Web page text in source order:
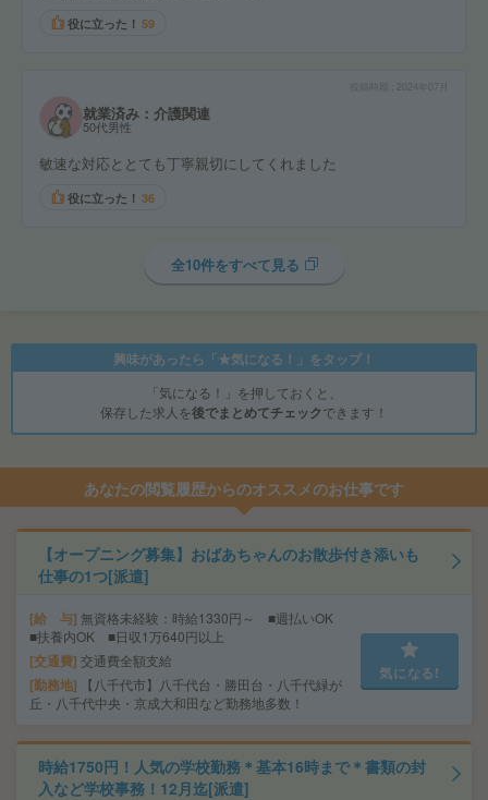
役に立った！ 59
2024年07月
就業済み：介護関連
50代男性
敏速な対応ととても丁寧親切にしてくれました
役に立った！ 36
全10件をすべて見る
興味があったら「★気になる！」をタップ！
「気になる！」を押しておくと、
保存した求人を後でまとめてチェックできます！
あなたの閲覧履歴からのオススメのお仕事です
【オープニング募集】おばあちゃんのお散歩付き添いも
仕事の1つ[派遣]
給 与 無資格未経験：時給1330円～ ■週払いOK
■扶養内OK ■日収1万640円以上
交通費 交通費全額支給
勤務地
【八千代市】八千代台・勝田台・八千代緑が
丘・八千代中央・京成大和田など勤務地多数！
気になる!
時給1750円！人気の学校勤務＊基本16時まで＊書類の封
入など学校事務！12月迄[派遣]